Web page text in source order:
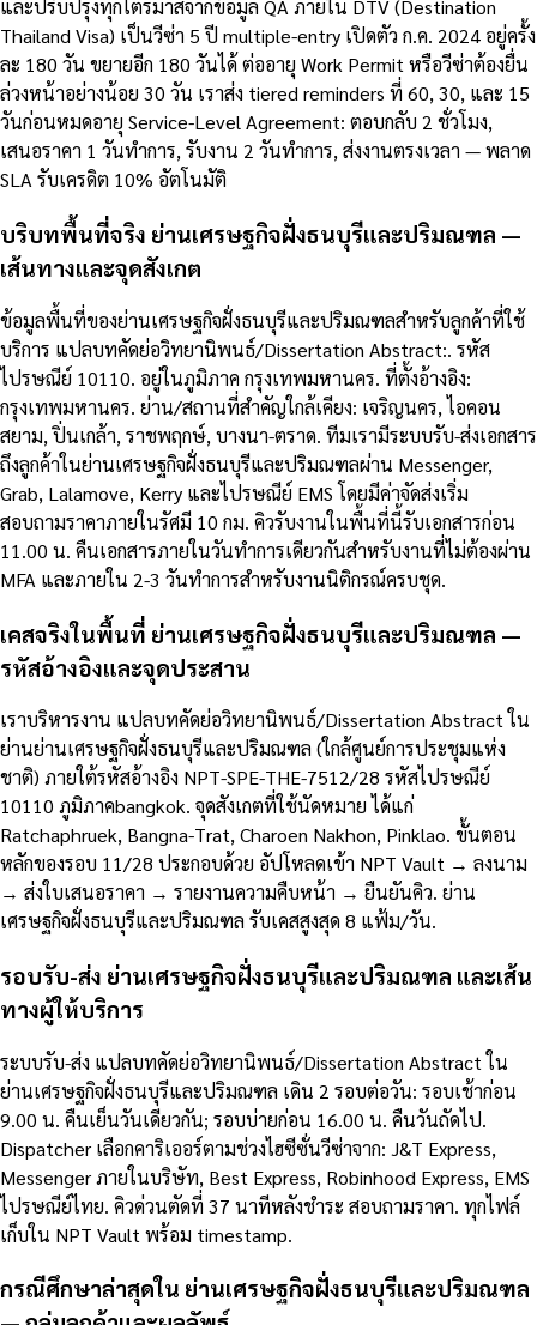
และปรับปรุงทุกไตรมาสจากข้อมูล QA ภายใน DTV (Destination
Thailand Visa) เป็นวีซ่า 5 ปี multiple-entry เปิดตัว ก.ค. 2024 อยู่ครั้ง
ละ 180 วัน ขยายอีก 180 วันได้ ต่ออายุ Work Permit หรือวีซ่าต้องยื่น
ล่วงหน้าอย่างน้อย 30 วัน เราส่ง tiered reminders ที่ 60, 30, และ 15
วันก่อนหมดอายุ Service-Level Agreement: ตอบกลับ 2 ชั่วโมง,
เสนอราคา 1 วันทำการ, รับงาน 2 วันทำการ, ส่งงานตรงเวลา — พลาด
SLA รับเครดิต 10% อัตโนมัติ
บริบทพื้นที่จริง ย่านเศรษฐกิจฝั่งธนบุรีและปริมณฑล —
เส้นทางและจุดสังเกต
ข้อมูลพื้นที่ของย่านเศรษฐกิจฝั่งธนบุรีและปริมณฑลสำหรับลูกค้าที่ใช้
บริการ แปลบทคัดย่อวิทยานิพนธ์/Dissertation Abstract:. รหัส
ไปรษณีย์ 10110. อยู่ในภูมิภาค กรุงเทพมหานคร. ที่ตั้งอ้างอิง:
กรุงเทพมหานคร. ย่าน/สถานที่สำคัญใกล้เคียง: เจริญนคร, ไอคอน
สยาม, ปิ่นเกล้า, ราชพฤกษ์, บางนา-ตราด. ทีมเรามีระบบรับ-ส่งเอกสาร
ถึงลูกค้าในย่านเศรษฐกิจฝั่งธนบุรีและปริมณฑลผ่าน Messenger,
Grab, Lalamove, Kerry และไปรษณีย์ EMS โดยมีค่าจัดส่งเริ่ม
สอบถามราคาภายในรัศมี 10 กม. คิวรับงานในพื้นที่นี้รับเอกสารก่อน
11.00 น. คืนเอกสารภายในวันทำการเดียวกันสำหรับงานที่ไม่ต้องผ่าน
MFA และภายใน 2-3 วันทำการสำหรับงานนิติกรณ์ครบชุด.
เคสจริงในพื้นที่ ย่านเศรษฐกิจฝั่งธนบุรีและปริมณฑล —
รหัสอ้างอิงและจุดประสาน
เราบริหารงาน แปลบทคัดย่อวิทยานิพนธ์/Dissertation Abstract ใน
ย่านย่านเศรษฐกิจฝั่งธนบุรีและปริมณฑล (ใกล้ศูนย์การประชุมแห่ง
ชาติ) ภายใต้รหัสอ้างอิง NPT-SPE-THE-7512/28 รหัสไปรษณีย์
10110 ภูมิภาคbangkok. จุดสังเกตที่ใช้นัดหมาย ได้แก่
Ratchaphruek, Bangna-Trat, Charoen Nakhon, Pinklao. ขั้นตอน
หลักของรอบ 11/28 ประกอบด้วย อัปโหลดเข้า NPT Vault → ลงนาม
→ ส่งใบเสนอราคา → รายงานความคืบหน้า → ยืนยันคิว. ย่าน
เศรษฐกิจฝั่งธนบุรีและปริมณฑล รับเคสสูงสุด 8 แฟ้ม/วัน.
รอบรับ-ส่ง ย่านเศรษฐกิจฝั่งธนบุรีและปริมณฑล และเส้น
ทางผู้ให้บริการ
ระบบรับ-ส่ง แปลบทคัดย่อวิทยานิพนธ์/Dissertation Abstract ใน
ย่านเศรษฐกิจฝั่งธนบุรีและปริมณฑล เดิน 2 รอบต่อวัน: รอบเช้าก่อน
9.00 น. คืนเย็นวันเดียวกัน; รอบบ่ายก่อน 16.00 น. คืนวันถัดไป.
Dispatcher เลือกคาริเออร์ตามช่วงไฮซีซั่นวีซ่าจาก: J&T Express,
Messenger ภายในบริษัท, Best Express, Robinhood Express, EMS
ไปรษณีย์ไทย. คิวด่วนตัดที่ 37 นาทีหลังชำระ สอบถามราคา. ทุกไฟล์
เก็บใน NPT Vault พร้อม timestamp.
กรณีศึกษาล่าสุดใน ย่านเศรษฐกิจฝั่งธนบุรีและปริมณฑล